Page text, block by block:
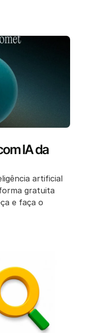
IA da
artificial
gratuita
e faça o